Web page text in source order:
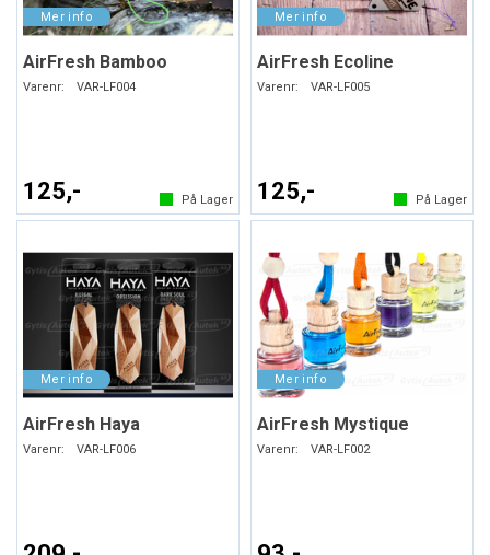
AirFresh Bamboo
Varenr: VAR-LF004
125,- På Lager
AirFresh Ecoline
Varenr: VAR-LF005
125,- På Lager
AirFresh Haya
Varenr: VAR-LF006
AirFresh Mystique
Varenr: VAR-LF002